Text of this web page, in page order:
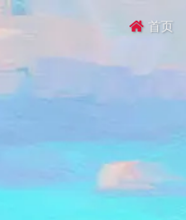
首页